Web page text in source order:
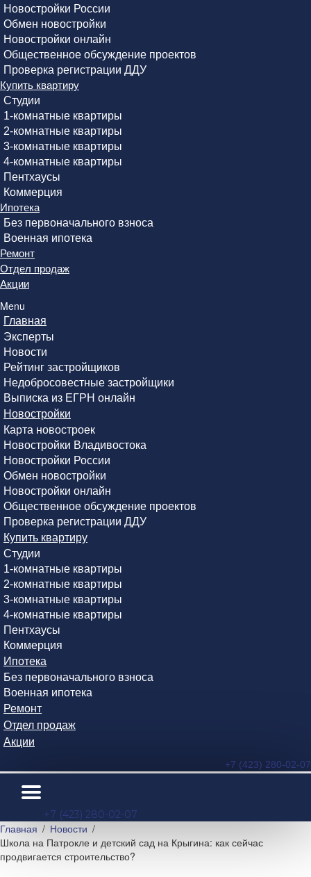
Новостройки России
Обмен новостройки
Новостройки онлайн
Общественное обсуждение проектов
Проверка регистрации ДДУ
Купить квартиру
Студии
1-комнатные квартиры
2-комнатные квартиры
3-комнатные квартиры
4-комнатные квартиры
Пентхаусы
Коммерция
Ипотека
Без первоначального взноса
Военная ипотека
Ремонт
Отдел продаж
Акции
Menu
Главная
Эксперты
Новости
Рейтинг застройщиков
Недобросовестные застройщики
Выписка из ЕГРН онлайн
Новостройки
Карта новостроек
Новостройки Владивостока
Новостройки России
Обмен новостройки
Новостройки онлайн
Общественное обсуждение проектов
Проверка регистрации ДДУ
Купить квартиру
Студии
1-комнатные квартиры
2-комнатные квартиры
3-комнатные квартиры
4-комнатные квартиры
Пентхаусы
Коммерция
Ипотека
Без первоначального взноса
Военная ипотека
Ремонт
Отдел продаж
Акции
+7 (423) 280-02-07
+7 (423) 280-02-07
Главная
Новости
Школа на Патрокле и детский сад на Крыгина: как сейчас
продвигается строительство?